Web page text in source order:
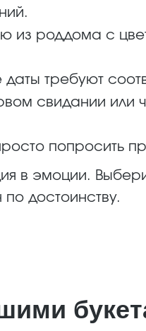
из роддома с
даты требуют
свидании или
попросить
в эмоции.
по достоинству.